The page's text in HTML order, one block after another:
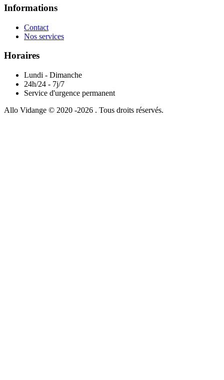
Informations
Contact
Nos services
Horaires
Lundi - Dimanche
24h/24 - 7j/7
Service d'urgence permanent
Allo Vidange © 2020 -2026 . Tous droits réservés.